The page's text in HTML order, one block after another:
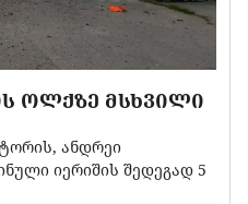
ᲝᲚᲥᲖᲔ ᲛᲡᲮᲕᲘᲚᲘ
ანდრეი
იერიშის შედეგად 5